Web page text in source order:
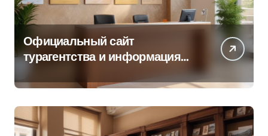
Официальный сайт
турагентства и информация